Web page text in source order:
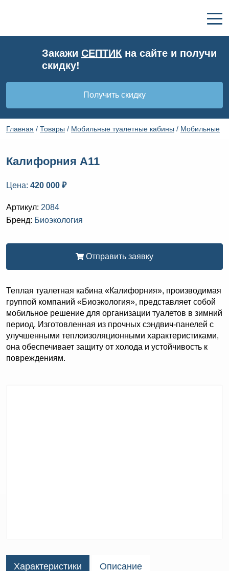
Закажи СЕПТИК на сайте и получи
скидку!
Получить скидку
Главная / Товары / Мобильные туалетные кабины / Мобильные
Калифорния А11
Цена: 420 000 ₽
Артикул: 2084
Бренд: Биоэкология
Отправить заявку
Теплая туалетная кабина «Калифорния», производимая
группой компаний «Биоэкология», представляет собой
мобильное решение для организации туалетов в зимний
период. Изготовленная из прочных сэндвич-панелей с
улучшенными теплоизоляционными характеристиками,
она обеспечивает защиту от холода и устойчивость к
повреждениям.
Характеристики Описание